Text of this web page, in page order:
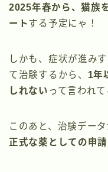
2025年春から、猫族
ートする予定にゃ！
しかも、症状が進み
て治験するから、 1年
しれない って言われ
このあと、治験デー
正式な薬としての申請